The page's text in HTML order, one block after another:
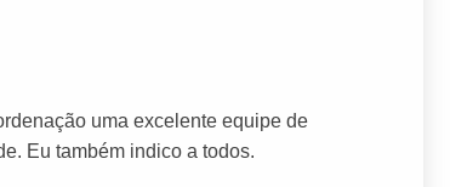
uma excelente equipe de
Eu também indico a todos.